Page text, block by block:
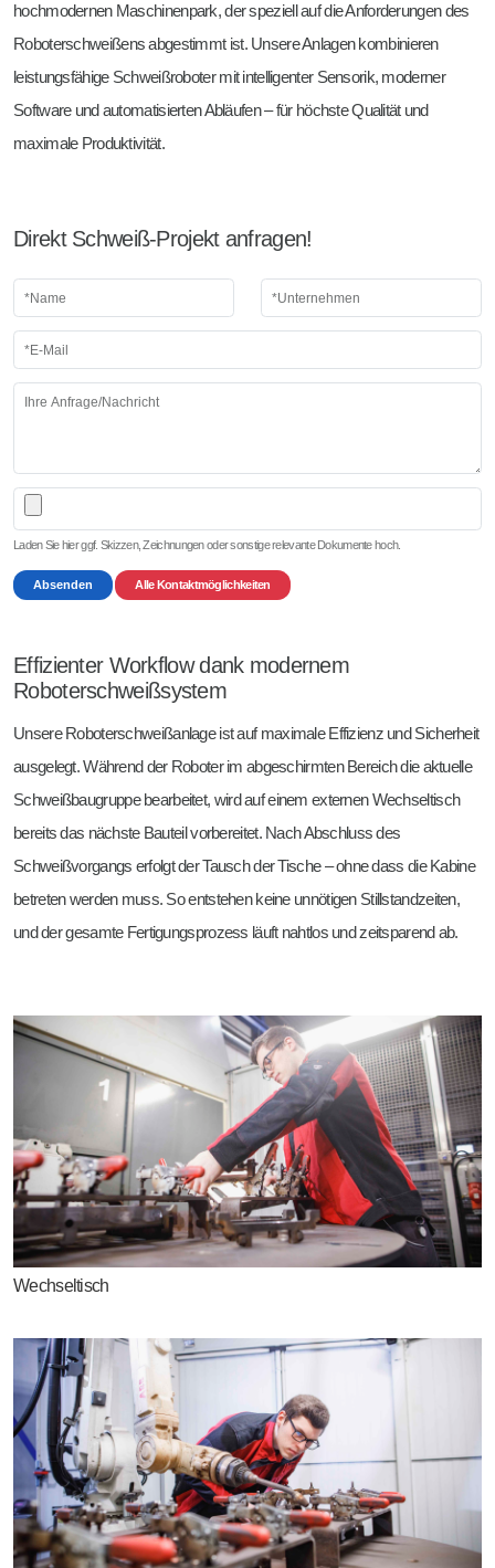
hochmodernen Maschinenpark, der speziell auf die Anforderungen des
Roboterschweißens abgestimmt ist. Unsere Anlagen kombinieren
leistungsfähige Schweißroboter mit intelligenter Sensorik, moderner
Software und automatisierten Abläufen – für höchste Qualität und
maximale Produktivität.
Direkt Schweiß-Projekt anfragen!
Laden Sie hier ggf. Skizzen, Zeichnungen oder sonstige relevante Dokumente hoch.
Absenden Alle Kontaktmöglichkeiten
Effizienter Workflow dank modernem
Roboterschweißsystem
Unsere Roboterschweißanlage ist auf maximale Effizienz und Sicherheit
ausgelegt. Während der Roboter im abgeschirmten Bereich die aktuelle
Schweißbaugruppe bearbeitet, wird auf einem externen Wechseltisch
bereits das nächste Bauteil vorbereitet. Nach Abschluss des
Schweißvorgangs erfolgt der Tausch der Tische – ohne dass die Kabine
betreten werden muss. So entstehen keine unnötigen Stillstandzeiten,
und der gesamte Fertigungsprozess läuft nahtlos und zeitsparend ab.
Wechseltisch